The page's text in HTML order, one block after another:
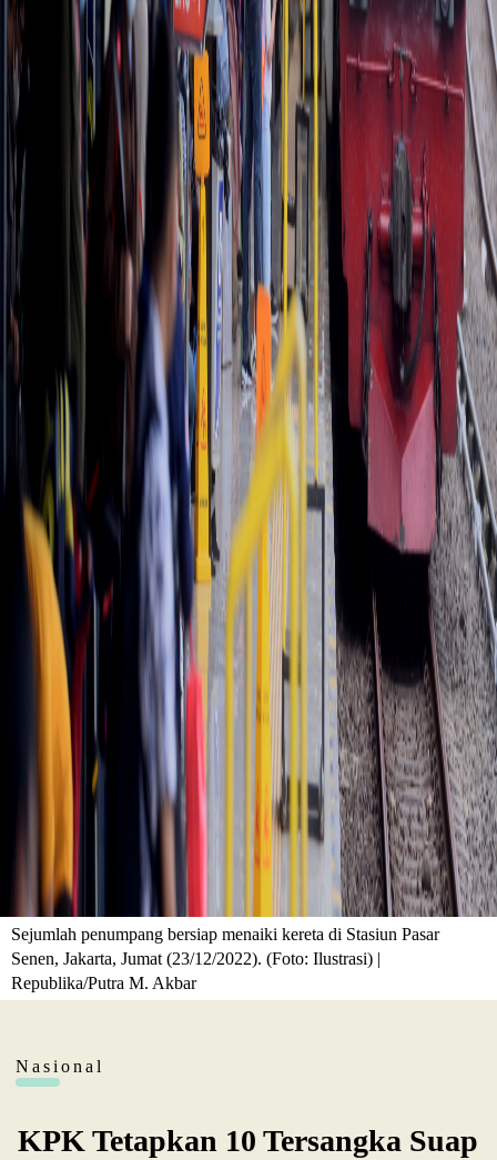
Sejumlah penumpang bersiap menaiki kereta di Stasiun Pasar
Senen, Jakarta, Jumat (23/12/2022). (Foto: Ilustrasi) |
Republika/Putra M. Akbar
Nasional
KPK Tetapkan 10 Tersangka Suap